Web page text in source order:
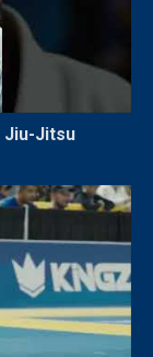
Jiu-Jitsu
...